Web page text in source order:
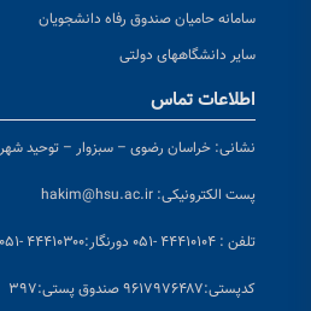
سامانه حامیان صندوق رفاه دانشجویان
سایر دانشگاههای دولتی
اطلاعات تماس
نشانی: خراسان رضوی – سبزوار – توحید
پست الکترونیکی: hakim@hsu.ac.ir
تلفن : ۴۴۴۱۰۱۰۴ -۰۵۱ دورنگار:۴۴۴۱۰۳۰۰ -۰۵۱
کدپستی:۹۶۱۷۹۷۶۴۸۷ صندوق پستی:۳۹۷